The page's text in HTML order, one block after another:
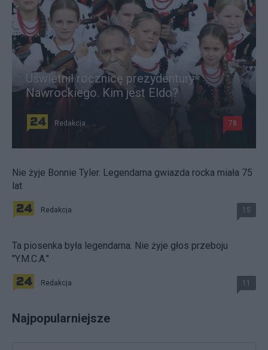
Uświetnił rocznicę prezydentury
Nawrockiego. Kim jest Eldo?
Redakcja 78
Nie żyje Bonnie Tyler. Legendarna gwiazda rocka miała 75
lat
Redakcja 15
Ta piosenka była legendarna. Nie żyje głos przeboju
"Y.M.C.A."
Redakcja 11
Najpopularniejsze